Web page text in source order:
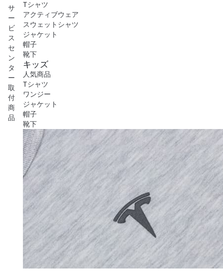
サ
ー
ビ
ス
セ
ン
タ
ー
取
付
商
品
Tシャツ
アクティブウェア
スウェットシャツ
ジャケット
帽子
靴下
キッズ
人気商品
Tシャツ
ワンジー
ジャケット
帽子
靴下